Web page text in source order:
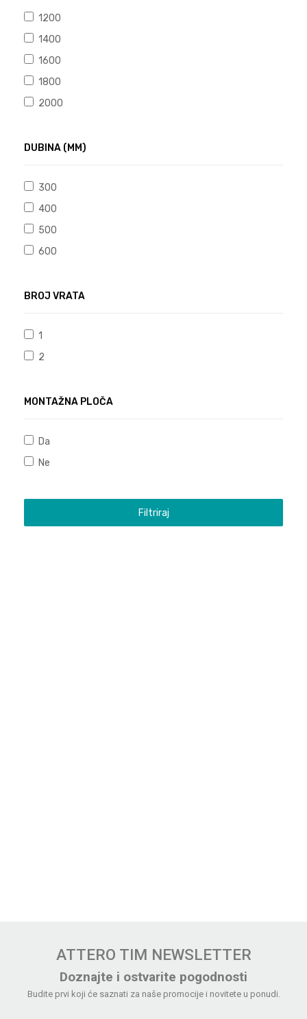
1200
1400
1600
1800
2000
DUBINA (MM)
300
400
500
600
BROJ VRATA
1
2
MONTAŽNA PLOČA
Da
Ne
Filtriraj
ATTERO TIM NEWSLETTER
Doznajte i ostvarite pogodnosti
Budite prvi koji će saznati za naše promocije i novitete u ponudi.